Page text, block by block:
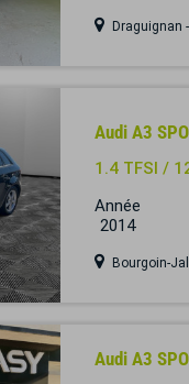
Draguignan
Audi A3
1.4 TFSI /
Année
2014
Bourgoin-
Audi A3